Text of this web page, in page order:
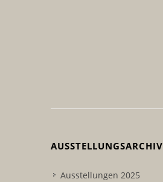
AUSSTELLUNGSARCHIV
Ausstellungen 2025